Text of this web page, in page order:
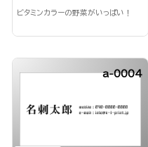
ビタミンカラーの野菜がいっぱい！
a-0004